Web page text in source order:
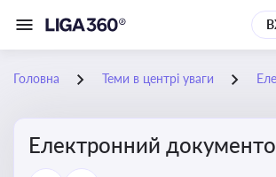
Головна Теми в центрі уваги
Електронний